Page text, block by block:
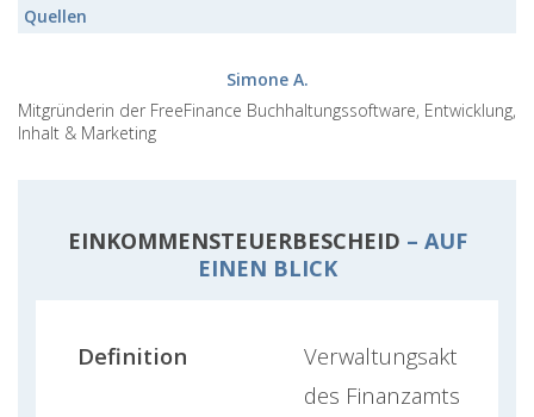
Quellen
Simone A.
Mitgründerin der FreeFinance Buchhaltungssoftware, Entwicklung,
Inhalt & Marketing
EINKOMMENSTEUERBESCHEID – AUF
EINEN BLICK
Definition
Verwaltungsakt
des Finanzamts